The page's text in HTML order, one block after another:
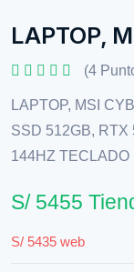
LAPTOP,
(4
LAPTOP, MSI
SSD 512GB, RTX
144HZ TECLADO
S/ 5455
S/ 5435 web